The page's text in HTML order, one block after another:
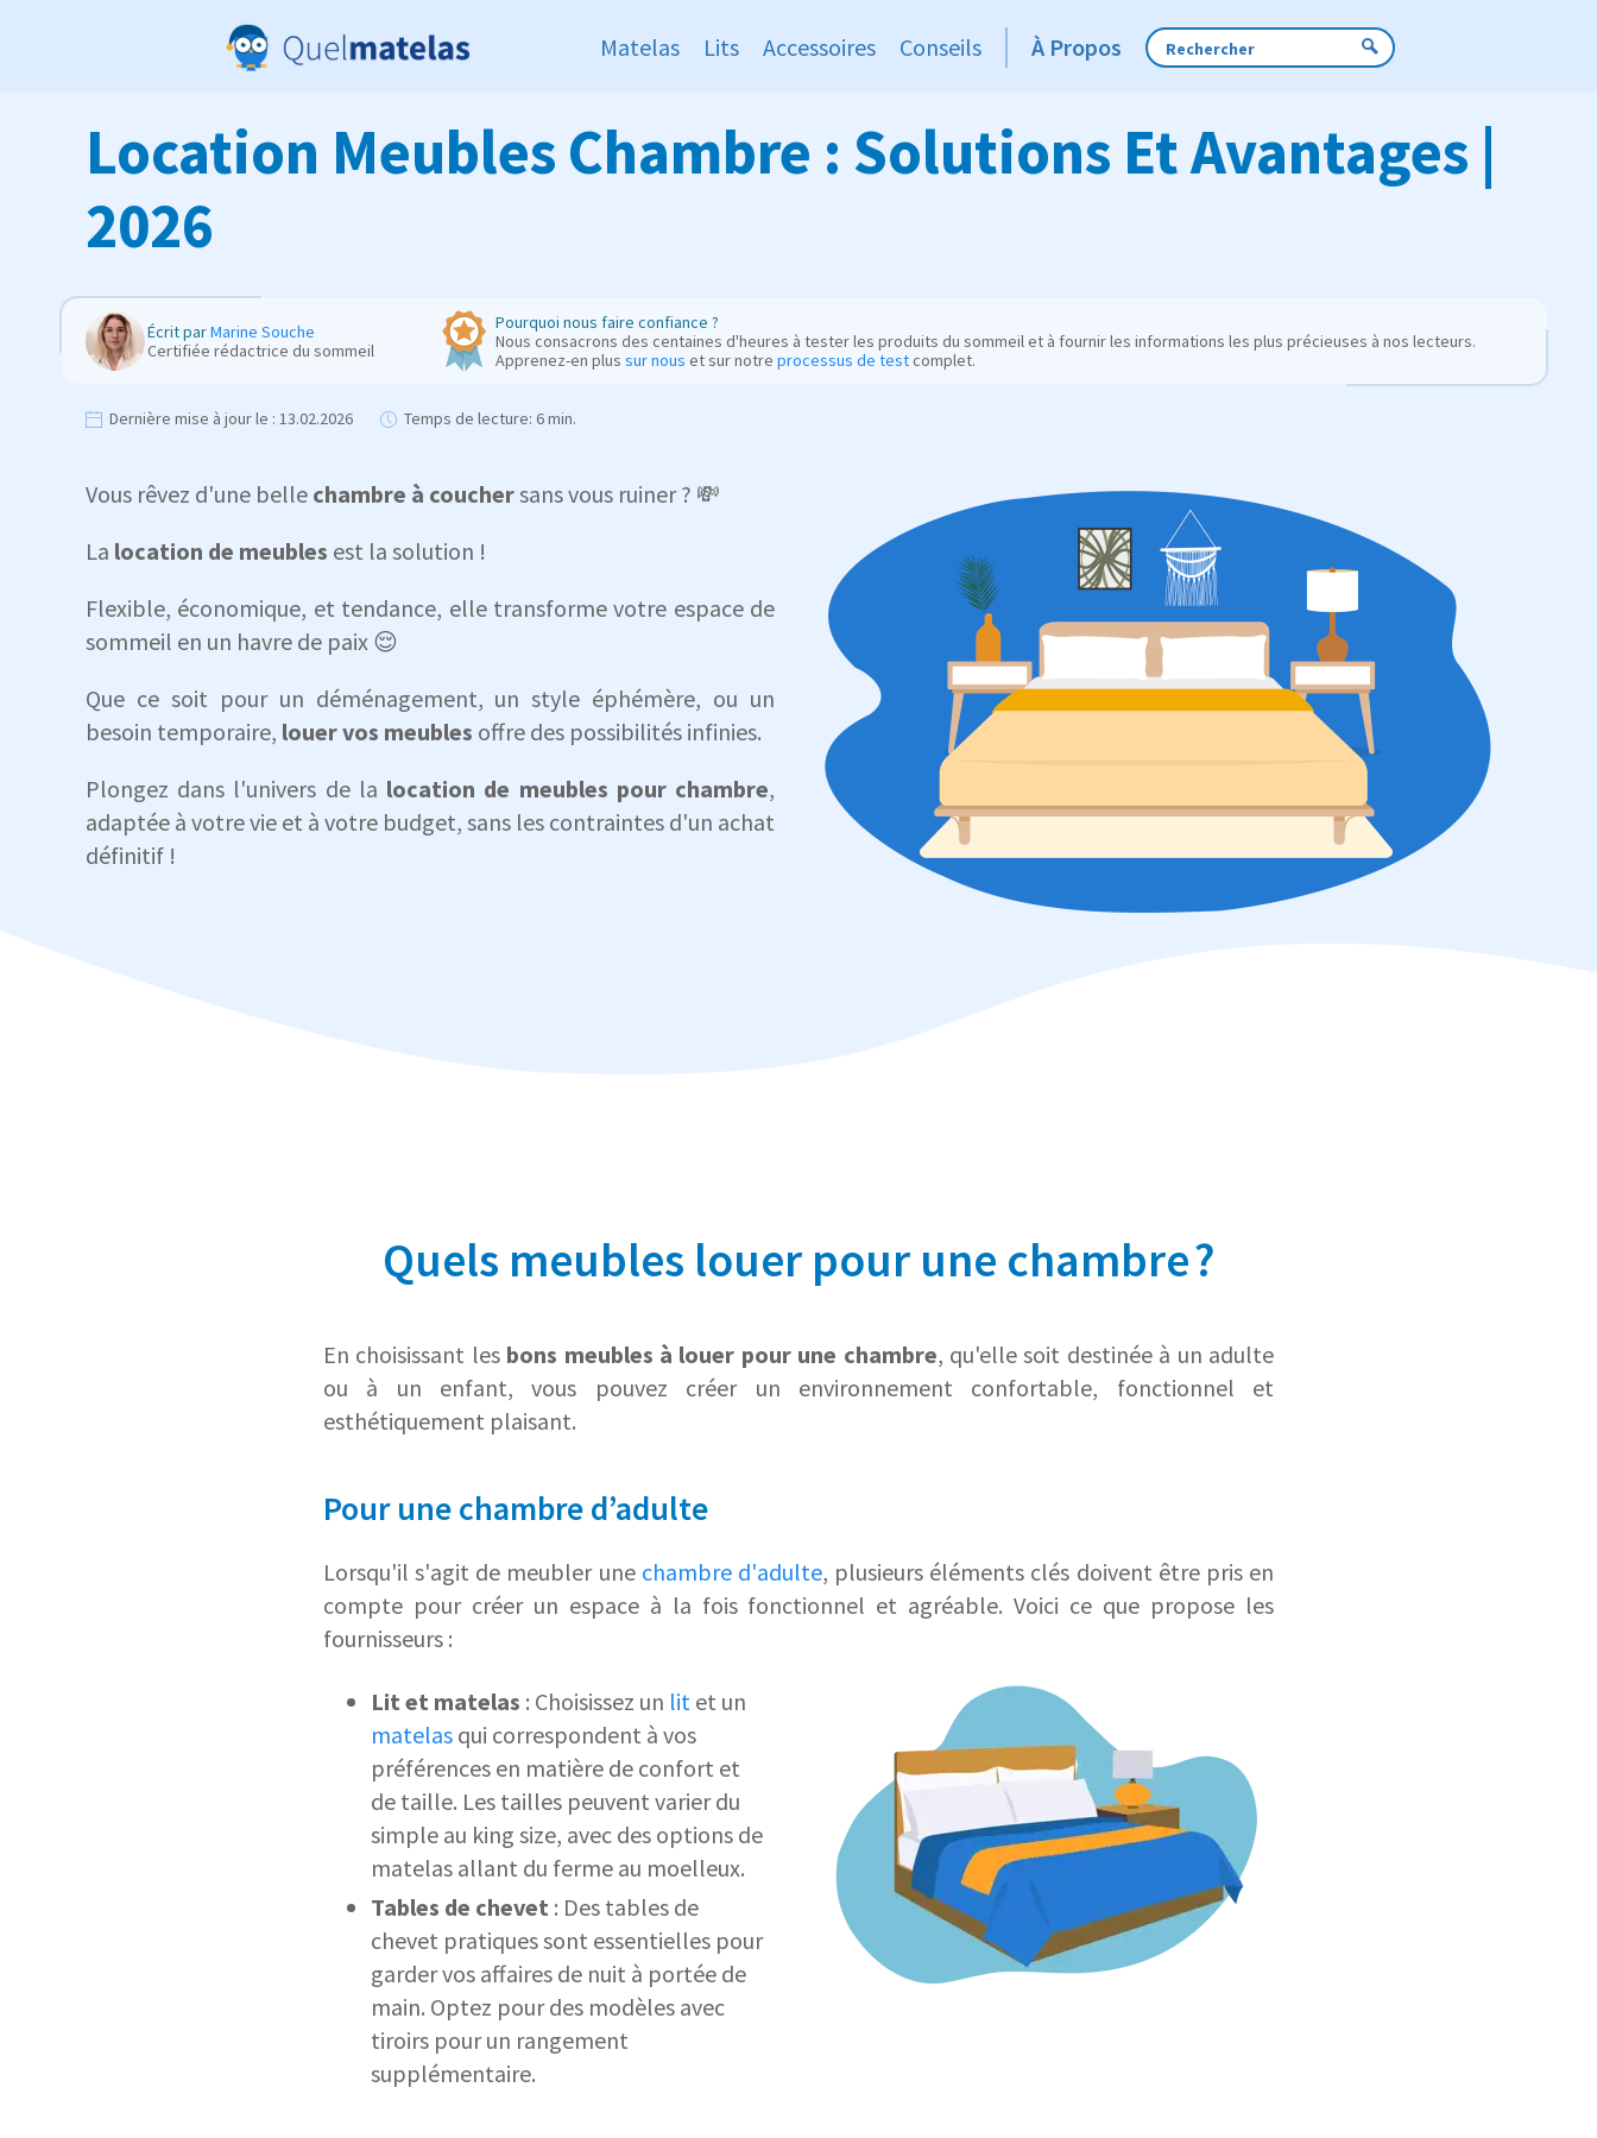
Matelas Lits Accessoires Conseils À Propos
Location Meubles Chambre : Solutions Et Avantages |
2026
Écrit parMarine Souche
Certifiée rédactrice du sommeil
Pourquoi nous faire confiance ?
Nous consacrons des centaines d'heures à tester les produits du sommeil et à fournir les informations les plus précieuses à nos lecteurs.
Apprenez-en plus sur nous et sur notre processus de testcomplet.
Dernière mise à jour le : 13.02.2026 Temps de lecture: 6 min.
Vous rêvez d'une belle chambre à couchersans vous ruiner ? 💸
La location de meubles est la solution !
Flexible, économique, et tendance, elle transforme votre espace de
sommeil en un havre de paix 😌
Que ce soit pour un déménagement, un style éphémère, ou un
besoin temporaire, louer vos meubles offre des possibilités infinies.
Plongez dans l'univers de la location de meubles pour chambre,
adaptée à votre vie et à votre budget, sans les contraintes d'un achat
définitif !
Quels meubles louer pour une chambre ?
En choisissant les bons meubles à louer pour une chambre, qu'elle soit destinée à un adulte
ou à un enfant, vous pouvez créer un environnement confortable, fonctionnel et
esthétiquement plaisant.
Pour une chambre d’adulte
Lorsqu'il s'agit de meubler une chambre d'adulte, plusieurs éléments clés doivent être pris en
compte pour créer un espace à la fois fonctionnel et agréable. Voici ce que propose les
fournisseurs :
Lit et matelas : Choisissez un lit et un
matelas qui correspondent à vos
préférences en matière de confort et
de taille. Les tailles peuvent varier du
simple au king size, avec des options de
matelas allant du ferme au moelleux.
Tables de chevet : Des tables de
chevet pratiques sont essentielles pour
garder vos affaires de nuit à portée de
main. Optez pour des modèles avec
tiroirs pour un rangement
supplémentaire.